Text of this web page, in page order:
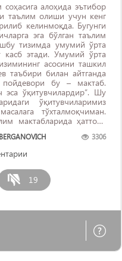
алоҳида эътибор
таълим олиши учун кенг
келинмоқда. Бугунги
эга бўлган таълим
тизимда умумий ўрта
этади. Умумий ўрта
асосини ташкил
билан айтганда
пойдевори бу – мактаб.
эса ўқитувчилардир”. Шу
ўқитувчиларимиз
тўхталмоқчиман.
мактабларида ҳаттоки
3306
19